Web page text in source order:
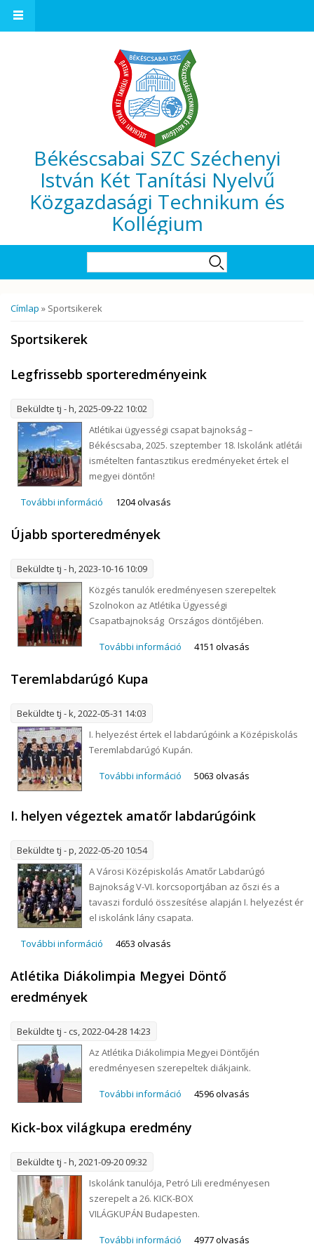
Békéscsabai SZC Széchenyi
István Két Tanítási Nyelvű
Közgazdasági Technikum és
Kollégium
Jelenlegi hely
Címlap » Sportsikerek
Sportsikerek
Legfrissebb sporteredményeink
Beküldte tj - h, 2025-09-22 10:02
Atlétikai ügyességi csapat bajnokság –
Békéscsaba, 2025. szeptember 18. Iskolánk atlétái
ismételten fantasztikus eredményeket értek el
megyei döntőn!
További információ Legfrissebb sporteredményeink tartalommal
1204 olvasás
Újabb sporteredmények
Beküldte tj - h, 2023-10-16 10:09
Közgés tanulók eredményesen szerepeltek
Szolnokon az Atlétika Ügyességi
Csapatbajnokság Országos döntőjében.
További információ Újabb sporteredmények
4151 olvasás
Teremlabdarúgó Kupa
Beküldte tj - k, 2022-05-31 14:03
I. helyezést értek el labdarúgóink a Középiskolás
Teremlabdarúgó Kupán.
További információ Teremlabdarúgó Kupa
5063 olvasás
I. helyen végeztek amatőr labdarúgóink
Beküldte tj - p, 2022-05-20 10:54
A Városi Középiskolás Amatőr Labdarúgó
Bajnokság V-VI. korcsoportjában az őszi és a
tavaszi forduló összesítése alapján I. helyezést ér
el iskolánk lány csapata.
További információ I. helyen végeztek amatőr labdarúgóink
4653 olvasás
Atlétika Diákolimpia Megyei Döntő
eredmények
Beküldte tj - cs, 2022-04-28 14:23
Az Atlétika Diákolimpia Megyei Döntőjén
eredményesen szerepeltek diákjaink.
További információ Atlétika Diákolimpia Megyei
tartalommal kapcsolatosan
4596 olvasás
Kick-box világkupa eredmény
Beküldte tj - h, 2021-09-20 09:32
Iskolánk tanulója, Petró Lili eredményesen
szerepelt a 26. KICK-BOX
VILÁGKUPÁN Budapesten.
További információ Kick-box világkupa eredmény
4977 olvasás